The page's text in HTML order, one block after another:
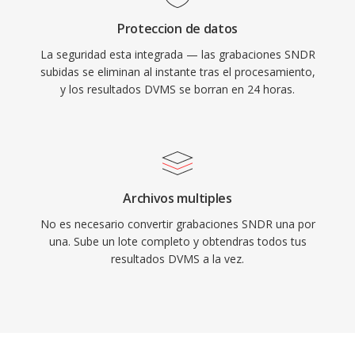
Proteccion de datos
La seguridad esta integrada — las grabaciones SNDR
subidas se eliminan al instante tras el procesamiento,
y los resultados DVMS se borran en 24 horas.
Archivos multiples
No es necesario convertir grabaciones SNDR una por
una. Sube un lote completo y obtendras todos tus
resultados DVMS a la vez.